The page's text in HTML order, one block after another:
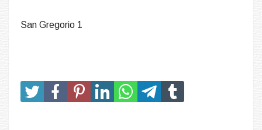
San Gregorio 1